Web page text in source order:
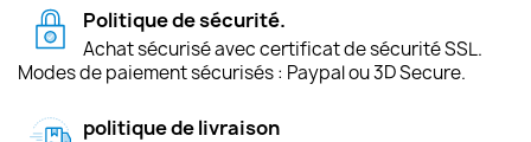
Politique de sécurité.
Achat sécurisé avec certificat de sécurité SSL.
Modes de paiement sécurisés : Paypal ou 3D Secure.
politique de livraison